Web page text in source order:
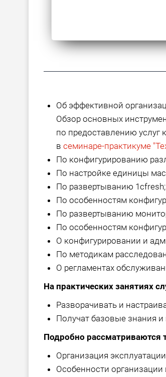
Об эффективной
Обзор основных
по предоставлению
в семинаре-практикуме
По конфигурированию
По настройке единицы
По развертыванию 1cfresh;
По особенностям
По развертыванию
По особенностям
О конфигурировании и
По методикам
О регламентах
На практических занятиях
Разворачивать и
Получат базовые знания
Подробно рассматриваются
Организация
Особенности